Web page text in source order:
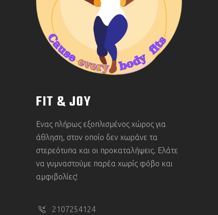
FIT & JOY
Eνας πλήρως εξοπλισμένος χώρος για
άθληση, στον οποίο δεν χωράνε τα
στερεότυπα και οι προκαταλήψεις. Ελάτε
να γυμναστούμε παρέα χωρίς φόβο και
αμφιβολίες!
2107254124